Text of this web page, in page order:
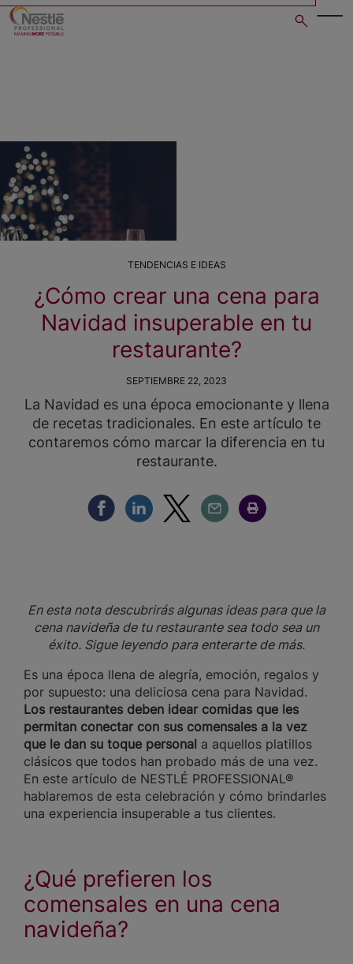
Skip
TENDENCIAS E IDEAS
¿Cómo crear una cena para
Navidad insuperable en tu
restaurante?
SEPTIEMBRE 22, 2023
La Navidad es una época emocionante y llena
de recetas tradicionales. En este artículo te
contaremos cómo marcar la diferencia en tu
restaurante.
Compartir Facebook
Compartir Linkedin
Compartir Twitter
Compartir Email
Compartir Imprimir
En esta nota descubrirás algunas ideas para que la
cena navideña de tu restaurante sea todo sea un
éxito. Sigue leyendo para enterarte de más.
Es una época llena de alegría, emoción, regalos y
por supuesto: una deliciosa cena para Navidad.
Los restaurantes deben idear comidas que les
permitan conectar con sus comensales a la vez
que le dan su toque personal a aquellos platillos
clásicos que todos han probado más de una vez.
En este artículo de NESTLÉ PROFESSIONAL®
hablaremos de esta celebración y cómo brindarles
una experiencia insuperable a tus clientes.
¿Qué prefieren los
comensales en una cena
navideña?